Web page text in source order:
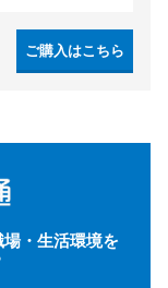
ご購入はこちら
・生活環境を